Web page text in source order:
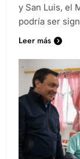
y San Luis, el
podría ser
Leer más